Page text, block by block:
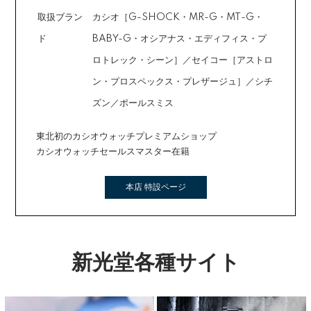
取扱ブラン
ド
カシオ［G-SHOCK・MR-G・MT-G・
BABY-G・オシアナス・エディフィス・プ
ロトレック・シーン］／セイコー［アストロ
ン・プロスペックス・プレザージュ］／シチ
ズン／ポールスミス
東北初のカシオウォッチプレミアムショップ
カシオウォッチセールスマスター在籍
本店 特設ページ
新光堂各種サイト